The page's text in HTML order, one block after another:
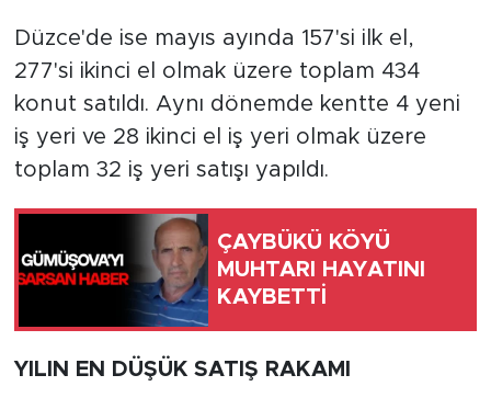
Düzce'de ise mayıs ayında 157'si ilk el,
277'si ikinci el olmak üzere toplam 434
konut satıldı. Aynı dönemde kentte 4 yeni
iş yeri ve 28 ikinci el iş yeri olmak üzere
toplam 32 iş yeri satışı yapıldı.
ÇAYBÜKÜ KÖYÜ
MUHTARI HAYATINI
KAYBETTİ
YILIN EN DÜŞÜK SATIŞ RAKAMI